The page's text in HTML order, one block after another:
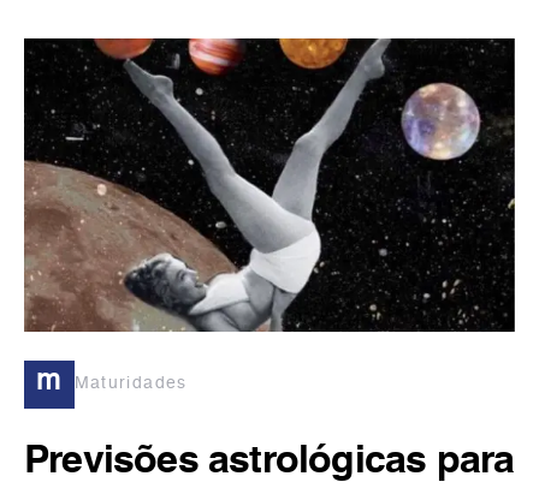
m Maturidades
Previsões astrológicas para